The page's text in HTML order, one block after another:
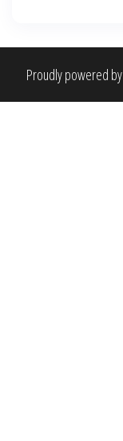
Proudly powered by